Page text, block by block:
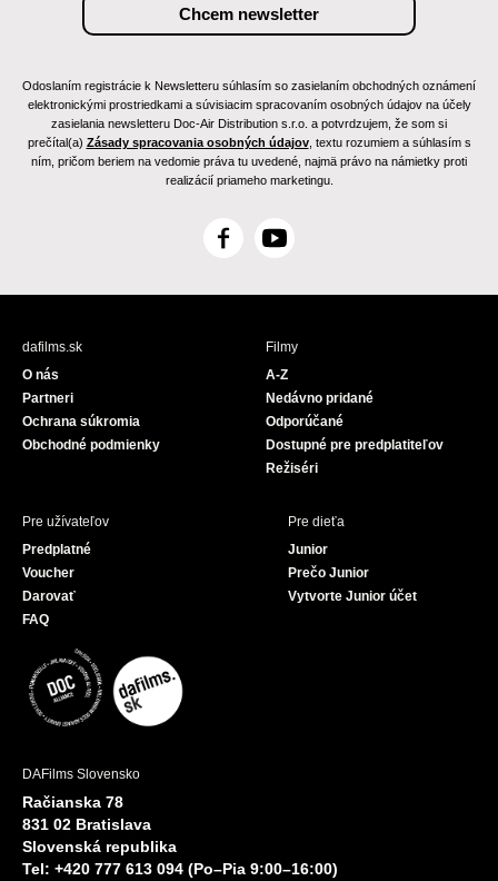
Odoslaním registrácie k Newsletteru súhlasím so zasielaním obchodných oznámení
elektronickými prostriedkami a súvisiacim spracovaním osobných údajov na účely
zasielania newsletteru Doc-Air Distribution s.r.o. a potvrdzujem, že som si
prečítal(a) Zásady spracovania osobných údajov, textu rozumiem a súhlasím s
ním, pričom beriem na vedomie práva tu uvedené, najmä právo na námietky proti
realizácií priameho marketingu.
F
c
Y
u
e
dafilms.sk
O nás
Partneri
Ochrana súkromia
Obchodné podmienky
Filmy
A-Z
Nedávno pridané
Odporúčané
Dostupné pre predplatiteľov
Režiséri
Pre užívateľov
Predplatné
Voucher
Darovať
FAQ
Pre dieťa
Junior
Prečo Junior
Vytvorte Junior účet
DAFilms Slovensko
Račianska 78
831 02 Bratislava
Slovenská republika
Tel: +420 777 613 094 (Po–Pia 9:00–16:00)